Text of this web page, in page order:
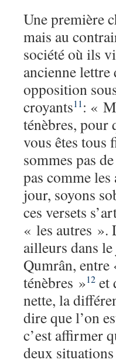
Une première
mais au
société où ils
ancienne lettre
opposition
croyants11 : «
ténèbres, pour
vous êtes tous
sommes pas
pas comme les
jour, soyons
ces versets
« les autres ».
ailleurs dans
Qumrân,
ténèbres »12 et
nette, la
dire que l’on
c’est affirmer
deux